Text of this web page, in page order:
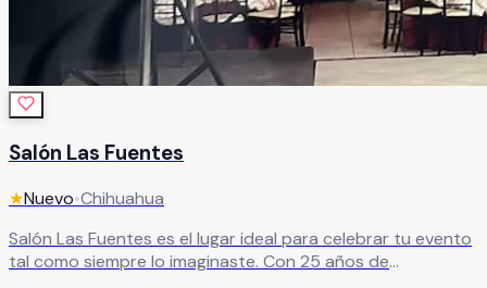
Salón Las Fuentes
★Nuevo•Chihuahua
Salón Las Fuentes es el lugar ideal para celebrar tu evento
tal como siempre lo imaginaste. Con 25 años de